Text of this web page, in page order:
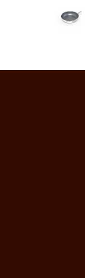
giữ nhiệt tốt, có thể
bếp từ) phù hợp